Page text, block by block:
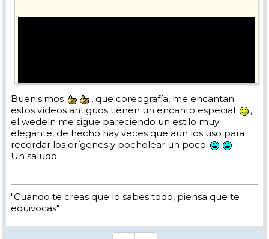
Saludos,
Buenisimos
, que coreografía, me encantan
estos vídeos antiguos tienen un encanto especial
,
el wedeln me sigue pareciendo un estilo muy
elegante, de hecho hay veces que aun los uso para
recordar los orígenes y pocholear un poco
Un saludo.
"Cuando te creas que lo sabes todo, piensa que te
equivocas"